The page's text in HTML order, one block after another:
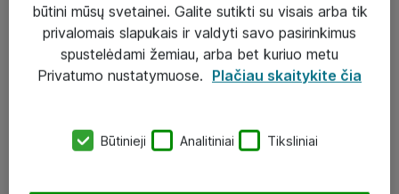
Įgyvendinti projektai
Atea ekspertų patarimai verslui
eShop@atea.lt
būtini mūsų svetainei. Galite sutikti su visais arba tik
privalomais slapukais ir valdyti savo pasirinkimus
spustelėdami žemiau, arba bet kuriuo metu
Privatumo nustatymuose. Plačiau skaitykite čia
Būtinieji Analitiniai Tiksliniai